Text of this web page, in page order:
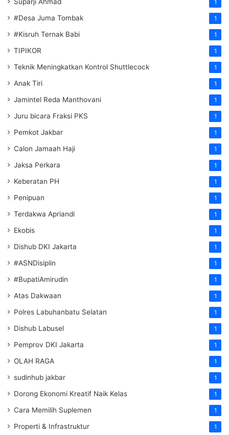
1
#Desa Juma Tombak 1
#Kisruh Ternak Babi 1
TIPIKOR 1
Teknik Meningkatkan Kontrol Shuttlecock 1
Anak Tiri 1
Jamintel Reda Manthovani 1
Juru bicara Fraksi PKS 1
Pemkot Jakbar 1
Calon Jamaah Haji 1
Jaksa Perkara 1
Keberatan PH 1
Penipuan 1
Terdakwa Apriandi 1
Ekobis 1
Dishub DKI Jakarta 1
#ASNDisiplin 1
#BupatiAmirudin 1
Atas Dakwaan 1
Polres Labuhanbatu Selatan 1
Dishub Labusel 1
Pemprov DKI Jakarta 1
OLAH RAGA 1
sudinhub jakbar 1
Dorong Ekonomi Kreatif Naik Kelas 1
Cara Memilih Suplemen 1
Properti & Infrastruktur 1